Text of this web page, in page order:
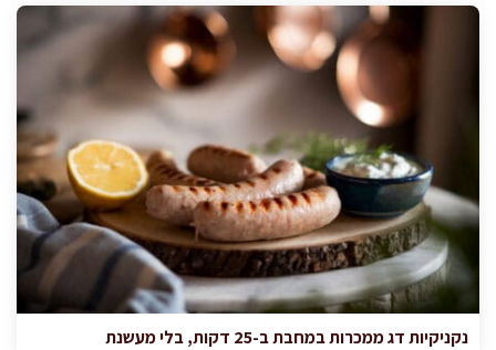
נקניקיות דג ממכרות במחבת ב-25 דקות, בלי מעשנת